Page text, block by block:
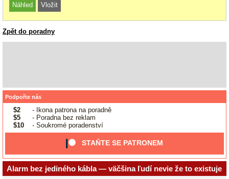
Zpět do poradny
Podpořte nás
$2
- Ikona patrona na poradně
$5
- Poradna bez reklam
$10
- Soukromé poradenství
STAŇTE SE PATRONEM
Alarm bez jediného kábla — väčšina ľudí nevie že to existuje